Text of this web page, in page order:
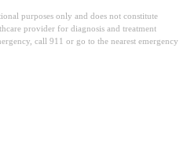
purposes only and does not constitute
provider for diagnosis and treatment
call 911 or go to the nearest emergency